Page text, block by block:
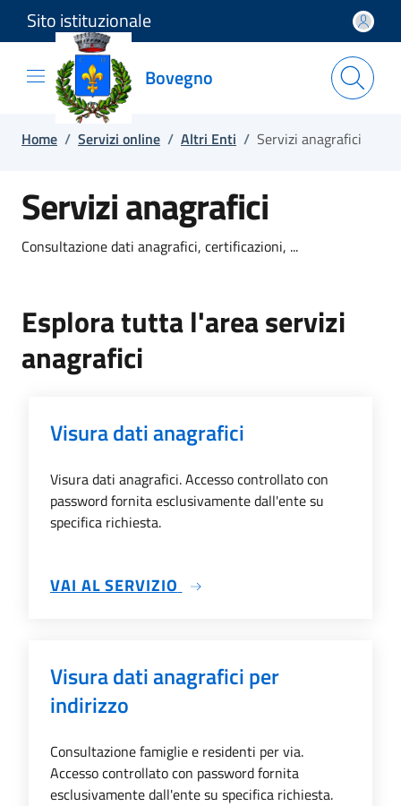
Salta e vai al contenuto
Salta e vai al footer
Sito istituzionale
Bovegno
Home / Servizi online / Altri Enti / Servizi anagrafici
Servizi anagrafici
Consultazione dati anagrafici, certificazioni, ...
Esplora tutta l'area servizi
anagrafici
Visura dati anagrafici
Visura dati anagrafici. Accesso controllato con
password fornita esclusivamente dall'ente su
specifica richiesta.
VAI AL SERVIZIO SU VISURA DATI
Visura dati anagrafici per
indirizzo
Consultazione famiglie e residenti per via.
Accesso controllato con password fornita
esclusivamente dall'ente su specifica richiesta.